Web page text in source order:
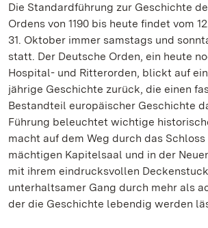
Die Standardführung zur Geschichte
Ordens von 1190 bis heute findet vom
31. Oktober immer samstags und
statt. Der Deutsche Orden, ein heute
Hospital- und Ritterorden, blickt auf
jährige Geschichte zurück, die einen
Bestandteil europäischer Geschichte
Führung beleuchtet wichtige
macht auf dem Weg durch das
mächtigen Kapitelsaal und in der
mit ihrem eindrucksvollen
unterhaltsamer Gang durch mehr als
der die Geschichte lebendig werden